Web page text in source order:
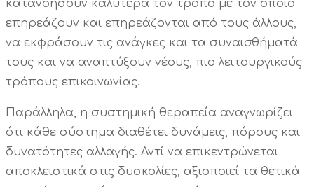
κατανοήσουν καλύτερα τον τρόπο με τον οποίο
επηρεάζουν και επηρεάζονται από τους άλλους,
να εκφράσουν τις ανάγκες και τα συναισθήματά
τους και να αναπτύξουν νέους, πιο λειτουργικούς
τρόπους επικοινωνίας.
Παράλληλα, η συστημική θεραπεία αναγνωρίζει
ότι κάθε σύστημα διαθέτει δυνάμεις, πόρους και
δυνατότητες αλλαγής. Αντί να επικεντρώνεται
αποκλειστικά στις δυσκολίες, αξιοποιεί τα θετικά